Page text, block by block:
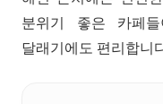
분위기 좋은 카페
달래기에도 편리합니